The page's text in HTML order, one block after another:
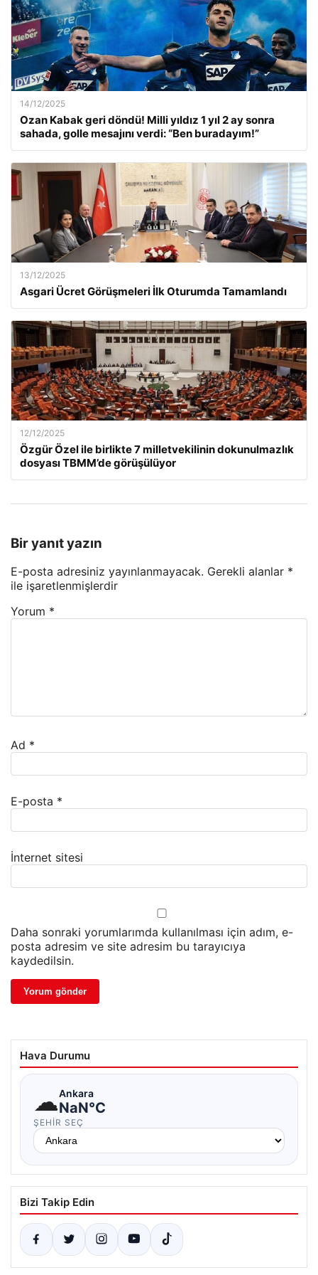
14/12/2025
Ozan Kabak geri döndü! Milli yıldız 1 yıl 2 ay sonra
sahada, golle mesajını verdi: “Ben buradayım!”
13/12/2025
Asgari Ücret Görüşmeleri İlk Oturumda Tamamlandı
12/12/2025
Özgür Özel ile birlikte 7 milletvekilinin dokunulmazlık
dosyası TBMM’de görüşülüyor
Bir yanıt yazın
E-posta adresiniz yayınlanmayacak. Gerekli alanlar *
ile işaretlenmişlerdir
Yorum *
Ad *
E-posta *
İnternet sitesi
Daha sonraki yorumlarımda kullanılması için adım, e-
posta adresim ve site adresim bu tarayıcıya
kaydedilsin.
Hava Durumu
☁Ankara
NaN°C
ŞEHIR SEÇ
Bizi Takip Edin